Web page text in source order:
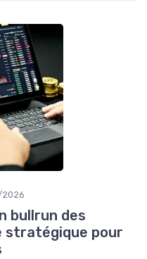
bullrun des
stratégique pour